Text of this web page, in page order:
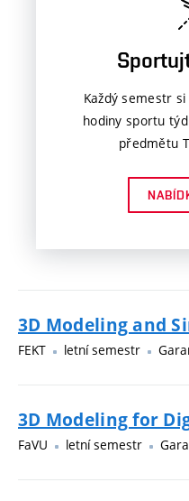
Každý semestr
hodiny sportu
předmětu
3D Modeling and
FEKT letní semestr
3D Modeling for
FaVU letní semestr